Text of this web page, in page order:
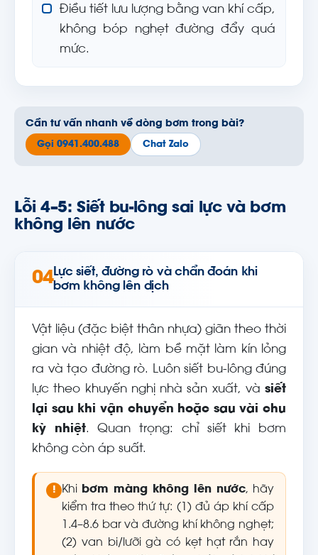
Điều tiết lưu lượng bằng van khí cấp,
không bóp nghẹt đường đẩy quá
mức.
Cần tư vấn nhanh về dòng bơm trong bài?
Gọi 0941.400.488 Chat Zalo
Lỗi 4–5: Siết bu-lông sai lực và bơm
không lên nước
04Lực siết, đường rò và chẩn đoán khi
bơm không lên dịch
Vật liệu (đặc biệt thân nhựa) giãn theo thời
gian và nhiệt độ, làm bề mặt làm kín lỏng
ra và tạo đường rò. Luôn siết bu-lông đúng
lực theo khuyến nghị nhà sản xuất, và siết
lại sau khi vận chuyển hoặc sau vài chu
kỳ nhiệt. Quan trọng: chỉ siết khi bơm
không còn áp suất.
! Khi bơm màng không lên nước, hãy
kiểm tra theo thứ tự: (1) đủ áp khí cấp
1.4–8.6 bar và đường khí không nghẹt;
(2) van bi/lưỡi gà có kẹt hạt rắn hay